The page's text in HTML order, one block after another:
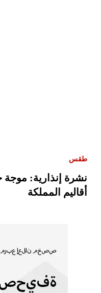
طقس
نشرة إنذارية:
أقاليم المملكة